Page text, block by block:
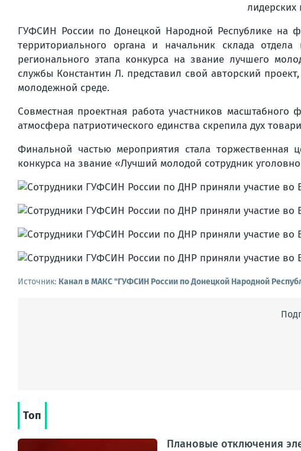
лидерских
ГУФСИН России по Донецкой Народной Республике на
территориального органа и начальник склада
регионального этапа конкурса на звание лучшего
службы Константин Л. представил свой авторский
молодежной среде.
Совместная проектная работа участников
атмосфера патриотического единства скрепила дух
Финальной частью мероприятия стала торжественная
конкурса на звание «Лучший молодой сотрудник
Источник: Канал в МАКС "ГУФСИН России по Донецкой Народной
Топ
Плановые отключения